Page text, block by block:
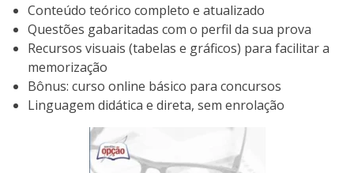
Conteúdo teórico completo e atualizado
Questões gabaritadas com o perfil da sua prova
Recursos visuais (tabelas e gráficos) para facilitar a
memorização
Bônus: curso online básico para concursos
Linguagem didática e direta, sem enrolação